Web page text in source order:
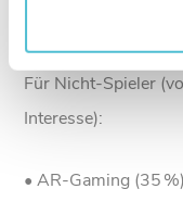
• AR in sozialen
Für Nicht-Spieler
Interesse):
• AR-Gaming (35 %)